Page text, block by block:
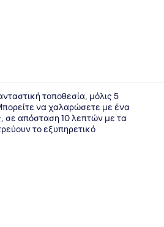
τοποθεσία, μόλις 5
να χαλαρώσετε με ένα
σε απόσταση 10 λεπτών με τα
το εξυπηρετικό